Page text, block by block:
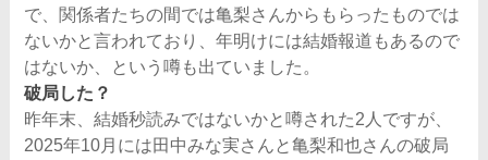
で、関係者たちの間では亀梨さんからもらったものでは
ないかと言われており、年明けには結婚報道もあるので
はないか、という噂も出ていました。
破局した？
昨年末、結婚秒読みではないかと噂された2人ですが、
2025年10月には田中みな実さんと亀梨和也さんの破局